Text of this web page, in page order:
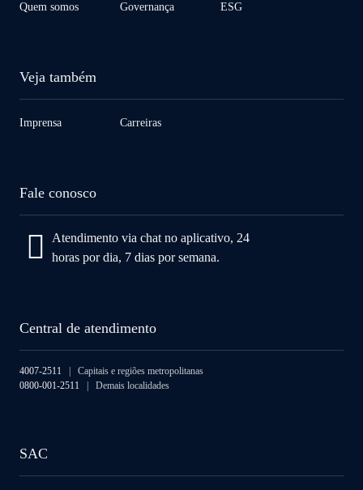
Quem somos Governança ESG
Veja também
Imprensa Carreiras
Fale conosco
Atendimento via chat no aplicativo, 24
horas por dia, 7 dias por semana.
Central de atendimento
4007-2511
| Capitais e regiões metropolitanas
0800-001-2511
| Demais localidades
SAC